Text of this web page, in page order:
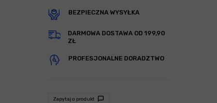
BEZPIECZNA WYSYŁKA
DARMOWA DOSTAWA OD 199,90
ZŁ
PROFESJONALNE DORADZTWO
Zapytaj o produkt